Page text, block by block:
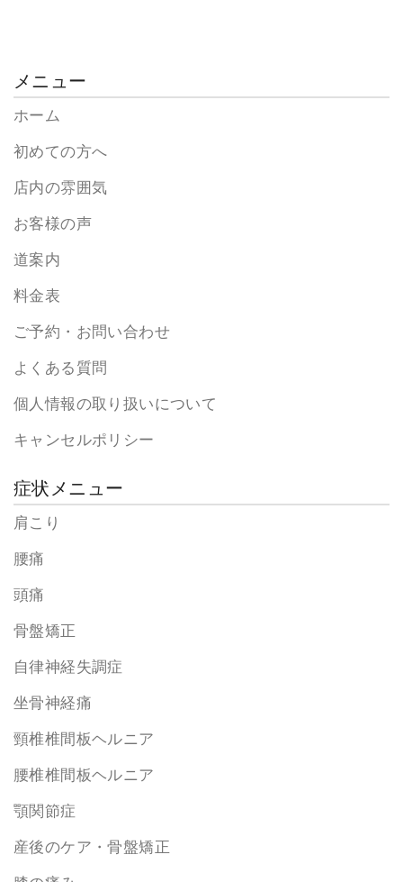
メニュー
ホーム
初めての方へ
店内の雰囲気
お客様の声
道案内
料金表
ご予約・お問い合わせ
よくある質問
個人情報の取り扱いについて
キャンセルポリシー
症状メニュー
肩こり
腰痛
頭痛
骨盤矯正
自律神経失調症
坐骨神経痛
頸椎椎間板ヘルニア
腰椎椎間板ヘルニア
顎関節症
産後のケア・骨盤矯正